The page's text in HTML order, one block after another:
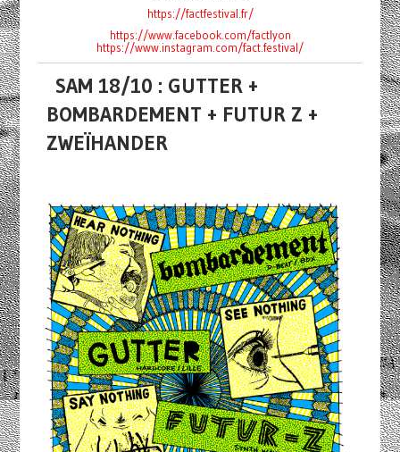
https://factfestival.fr/
https://www.facebook.com/factlyon
https://www.instagram.com/fact.festival/
SAM 18/10 : GUTTER +
BOMBARDEMENT + FUTUR Z +
ZWEÏHANDER